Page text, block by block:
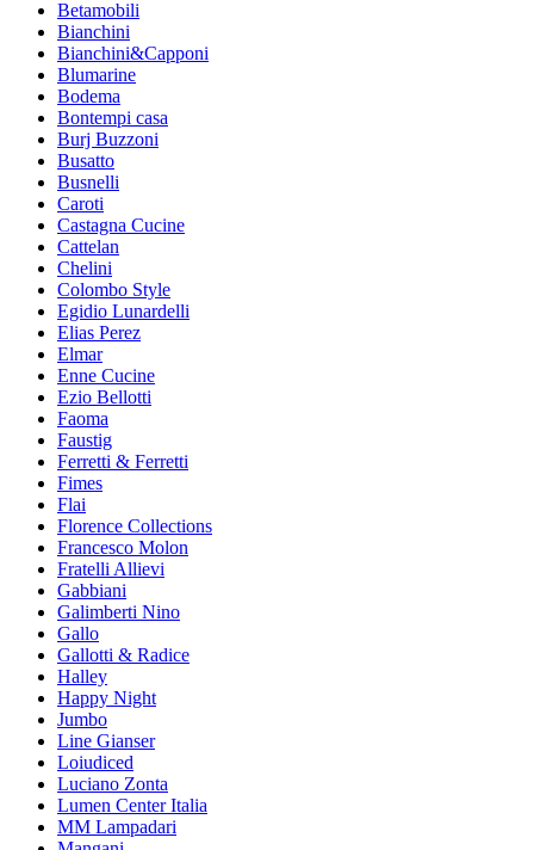
Betamobili
Bianchini
Bianchini&Capponi
Blumarine
Bodema
Bontempi casa
Burj Buzzoni
Busatto
Busnelli
Caroti
Castagna Cucine
Cattelan
Chelini
Colombo Style
Egidio Lunardelli
Elias Perez
Elmar
Enne Cucine
Ezio Bellotti
Faoma
Faustig
Ferretti & Ferretti
Fimes
Flai
Florence Collections
Francesco Molon
Fratelli Allievi
Gabbiani
Galimberti Nino
Gallo
Gallotti & Radice
Halley
Happy Night
Jumbo
Line Gianser
Loiudiced
Luciano Zonta
Lumen Center Italia
MM Lampadari